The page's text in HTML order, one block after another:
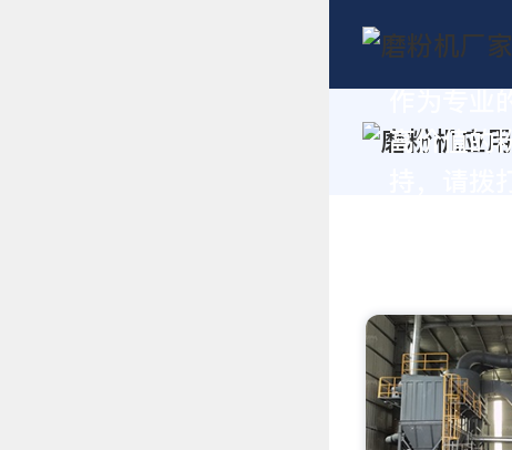
高价值的